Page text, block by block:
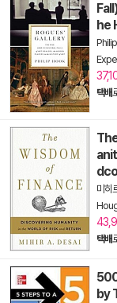
he
택배
미히
택배
by